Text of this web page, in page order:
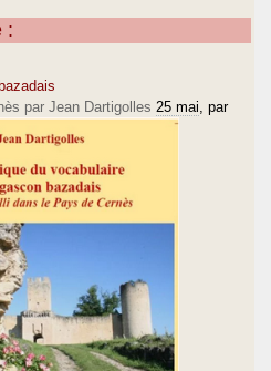
:
par Jean Dartigolles 25 mai , par